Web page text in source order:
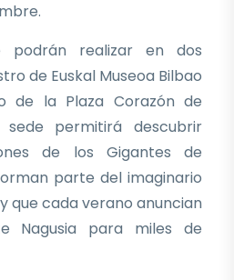
podrán realizar en dos
de Euskal Museoa Bilbao
de la Plaza Corazón de
permitirá descubrir
de los Gigantes de
parte del imaginario
que cada verano anuncian
Nagusia para miles de